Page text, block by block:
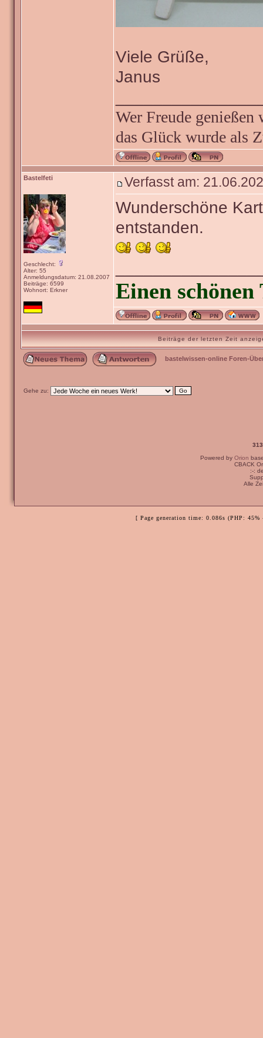
Viele Grüße,
Janus
Wer Freude
das Glück wurde als
Bastelfeti
Geschlecht:
Alter: 55
Anmeldungsdatum: 21.08.2007
Beiträge: 6599
Wohnort: Erkner
Verfasst am:
Wunderschöne
entstanden.
Einen
Beiträge der letzten Zeit
bastelwissen-online Foren-
Gehe zu:
Powered by Orion
CBACK
:-:
Alle
[ Page generation time: 0.086s (PHP: